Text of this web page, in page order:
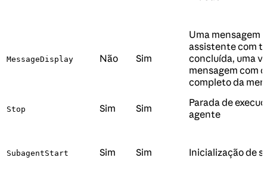
MessageDisplay Não Sim
Uma mensagem
assistente com
concluída, uma
mensagem com
completo da
Stop Sim Sim
Parada de
agente
SubagentStart Sim Sim Inicialização de